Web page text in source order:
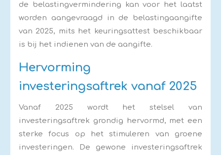
de belastingvermindering kan voor het laatst
worden aangevraagd in de belastingaangifte
van 2025, mits het keuringsattest beschikbaar
is bij het indienen van de aangifte.
Hervorming
investeringsaftrek vanaf 2025
Vanaf 2025 wordt het stelsel van
investeringsaftrek grondig hervormd, met een
sterke focus op het stimuleren van groene
investeringen. De gewone investeringsaftrek